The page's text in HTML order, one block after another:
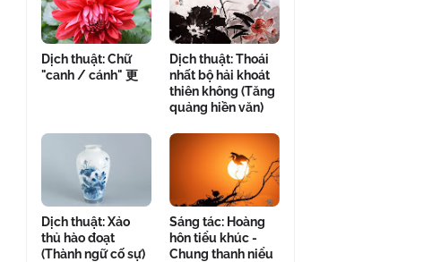
Dịch thuật: Chữ
"canh / cánh" 更
Dịch thuật: Thoái
nhất bộ hải khoát
thiên không (Tăng
quảng hiền văn)
Dịch thuật: Xảo
thủ hào đoạt
(Thành ngữ cố sự)
Sáng tác: Hoàng
hôn tiểu khúc -
Chung thanh niểu